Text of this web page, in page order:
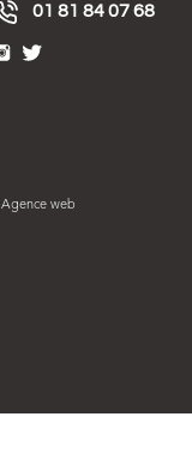
01 81 84 07 68
Agence web